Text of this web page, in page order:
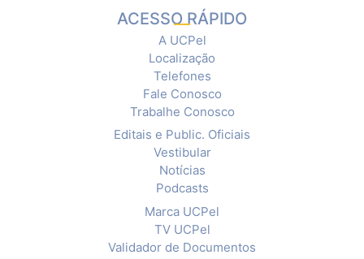
ACESSO RÁPIDO
A UCPel
Localização
Telefones
Fale Conosco
Trabalhe Conosco
Editais e Public. Oficiais
Vestibular
Notícias
Podcasts
Marca UCPel
TV UCPel
Validador de Documentos